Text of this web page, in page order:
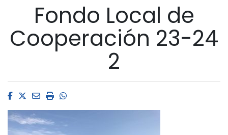
Fondo Local de
Cooperación 23-24
2
Facebook
Twitter
EmailImprimirWhatsapp